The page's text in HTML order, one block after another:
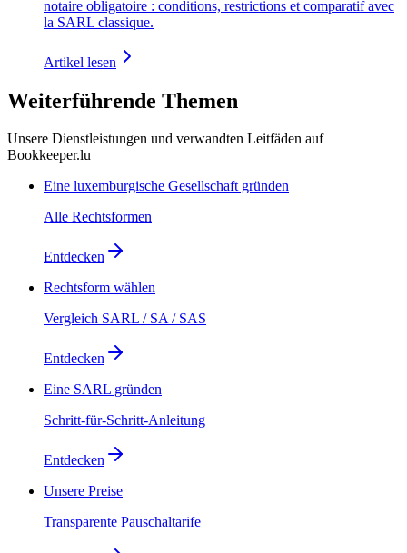
notaire obligatoire : conditions, restrictions et comparatif avec
la SARL classique.
Artikel lesen
Weiterführende Themen
Unsere Dienstleistungen und verwandten Leitfäden auf
Bookkeeper.lu
Eine luxemburgische Gesellschaft gründen
Alle Rechtsformen
Entdecken
Rechtsform wählen
Vergleich SARL / SA / SAS
Entdecken
Eine SARL gründen
Schritt-für-Schritt-Anleitung
Entdecken
Unsere Preise
Transparente Pauschaltarife